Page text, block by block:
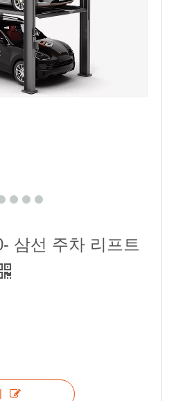
삼선 주차 리프트